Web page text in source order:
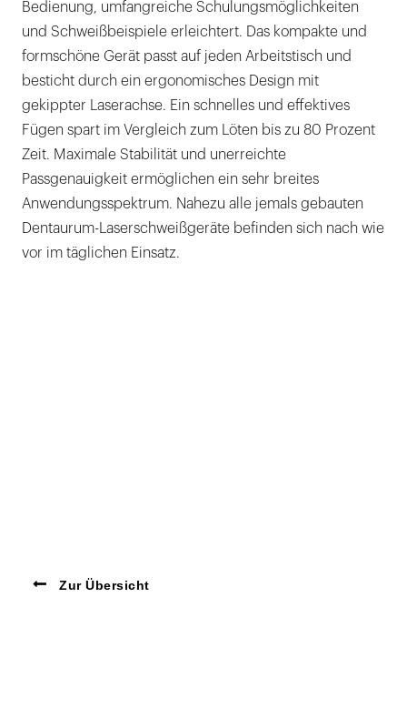
Bedienung, umfangreiche Schulungsmöglichkeiten
und Schweißbeispiele erleichtert. Das kompakte und
formschöne Gerät passt auf jeden Arbeitstisch und
besticht durch ein ergonomisches Design mit
gekippter Laserachse. Ein schnelles und effektives
Fügen spart im Vergleich zum Löten bis zu 80 Prozent
Zeit. Maximale Stabilität und unerreichte
Passgenauigkeit ermöglichen ein sehr breites
Anwendungsspektrum. Nahezu alle jemals gebauten
Dentaurum-Laserschweißgeräte befinden sich nach wie
vor im täglichen Einsatz.
Zur Übersicht